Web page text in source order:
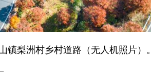
梨洲村乡村道路（无人机照片）。